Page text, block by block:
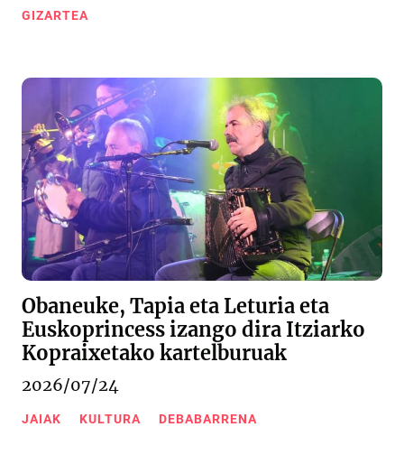
GIZARTEA
Obaneuke, Tapia eta Leturia eta
Euskoprincess izango dira Itziarko
Kopraixetako kartelburuak
2026/07/24
JAIAK KULTURA DEBABARRENA